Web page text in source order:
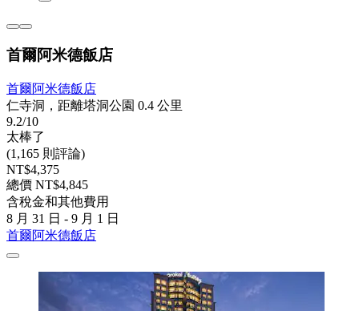
首爾阿米德飯店
首爾阿米德飯店
仁寺洞，距離塔洞公園 0.4 公里
9.2/10
太棒了
(1,165 則評論)
NT$4,375
總價 NT$4,845
含稅金和其他費用
8 月 31 日 - 9 月 1 日
首爾阿米德飯店